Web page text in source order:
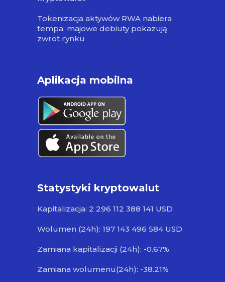
Tokenizacja aktywów RWA nabiera
tempa: majowe debiuty pokazują
zwrot rynku
Aplikacja mobilna
Statystyki kryptowalut
Kapitalizacja: 2 296 112 388 141 USD
Wolumen (24h): 197 143 496 584 USD
Zamiana kapitalizacji (24h): -0.67%
Zamiana wolumenu(24h): -38.21%